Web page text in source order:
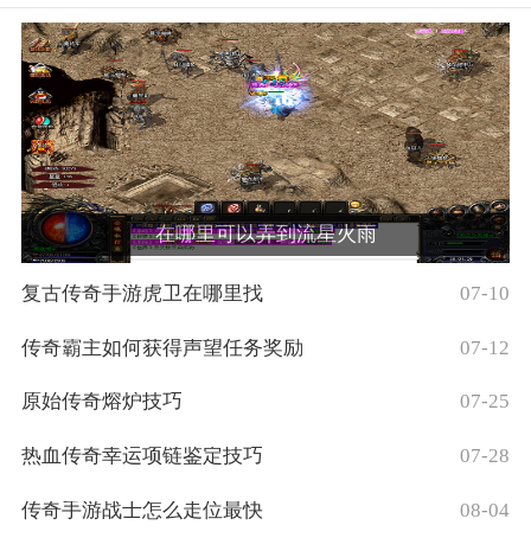
在哪里可以弄到流星火雨
复古传奇手游虎卫在哪里找 07-10
传奇霸主如何获得声望任务奖励 07-12
原始传奇熔炉技巧 07-25
热血传奇幸运项链鉴定技巧 07-28
传奇手游战士怎么走位最快 08-04